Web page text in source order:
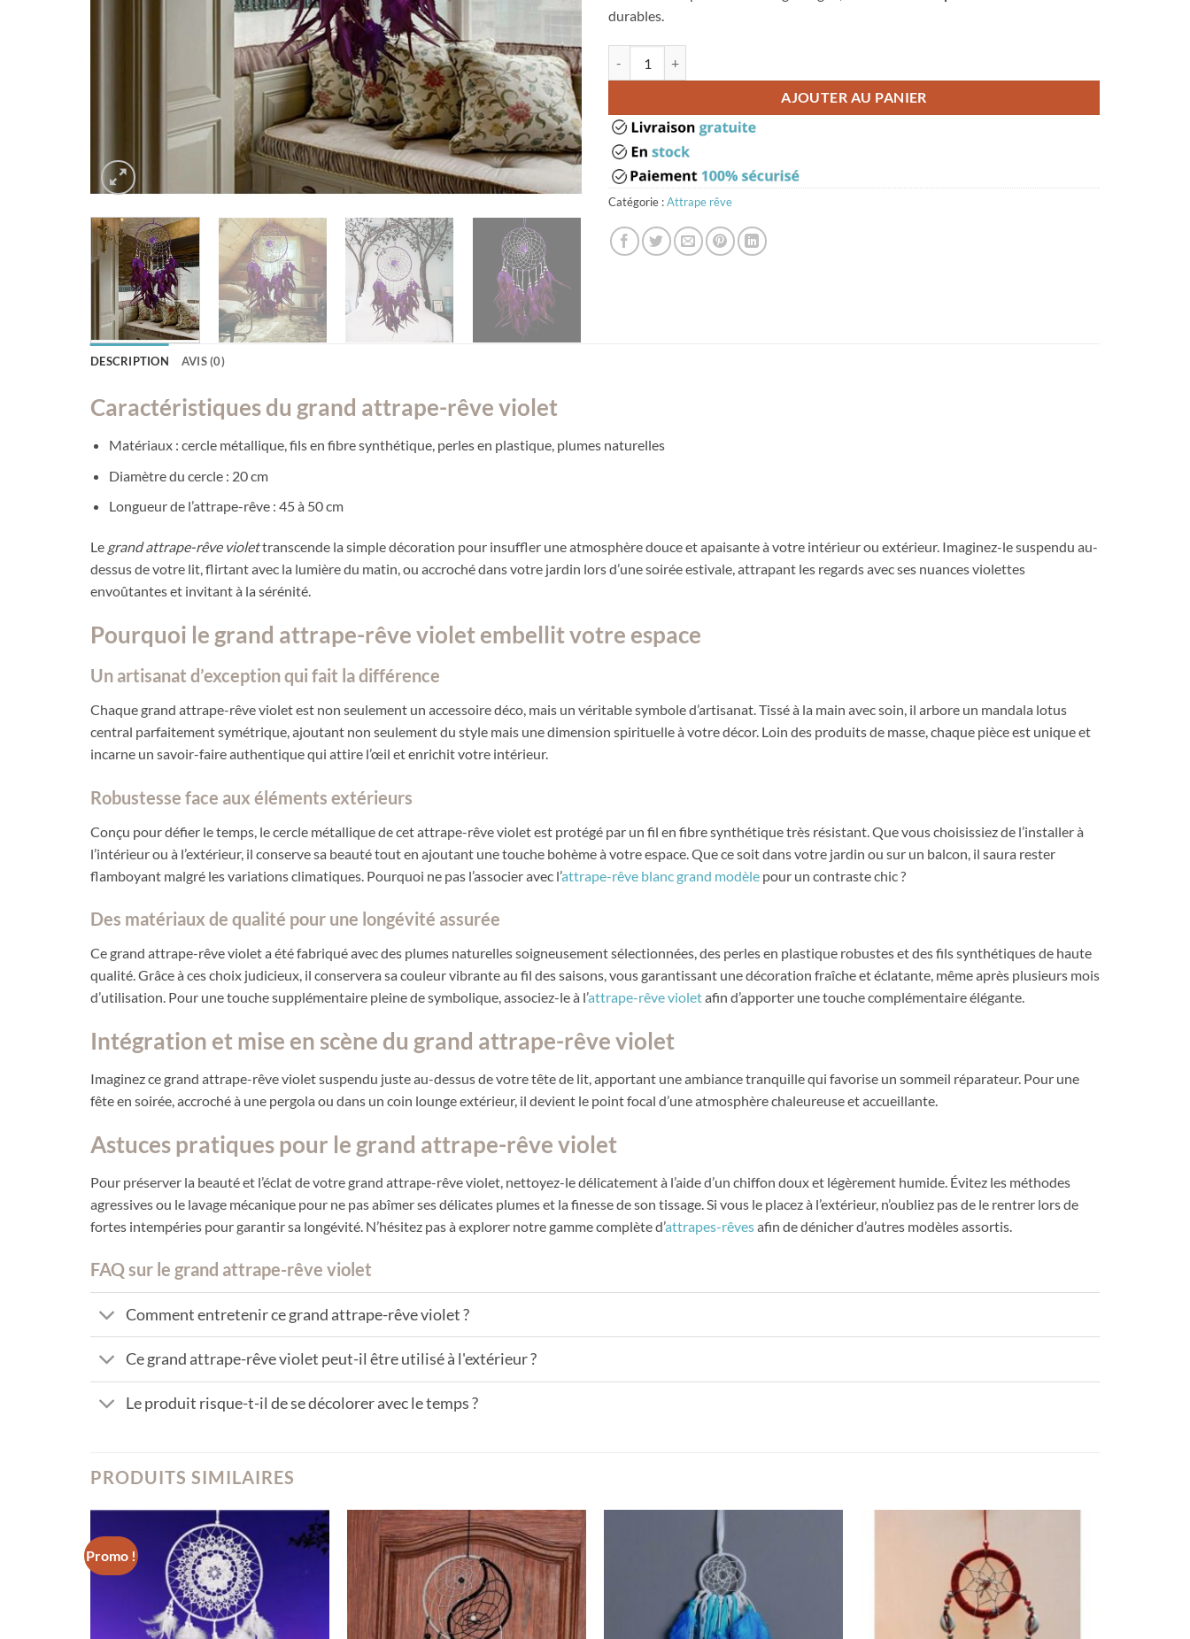
durables.
AJOUTER AU PANIER
Catégorie :Attrape rêve
DESCRIPTION AVIS (0)
Caractéristiques du grand attrape-rêve violet
Matériaux : cercle métallique, fils en fibre synthétique, perles en plastique, plumes naturelles
Diamètre du cercle : 20 cm
Longueur de l’attrape-rêve : 45 à 50 cm
Le grand attrape-rêve violettranscende la simple décoration pour insuffler une atmosphère douce et apaisante à votre intérieur ou extérieur. Imaginez-le suspendu au-
dessus de votre lit, flirtant avec la lumière du matin, ou accroché dans votre jardin lors d’une soirée estivale, attrapant les regards avec ses nuances violettes
envoûtantes et invitant à la sérénité.
Pourquoi le grand attrape-rêve violet embellit votre espace
Un artisanat d’exception qui fait la différence
Chaque grand attrape-rêve violet est non seulement un accessoire déco, mais un véritable symbole d’artisanat. Tissé à la main avec soin, il arbore un mandala lotus
central parfaitement symétrique, ajoutant non seulement du style mais une dimension spirituelle à votre décor. Loin des produits de masse, chaque pièce est unique et
incarne un savoir-faire authentique qui attire l’œil et enrichit votre intérieur.
Robustesse face aux éléments extérieurs
Conçu pour défier le temps, le cercle métallique de cet attrape-rêve violet est protégé par un fil en fibre synthétique très résistant. Que vous choisissiez de l’installer à
l’intérieur ou à l’extérieur, il conserve sa beauté tout en ajoutant une touche bohème à votre espace. Que ce soit dans votre jardin ou sur un balcon, il saura rester
flamboyant malgré les variations climatiques. Pourquoi ne pas l’associer avec l’attrape-rêve blanc grand modèle pour un contraste chic ?
Des matériaux de qualité pour une longévité assurée
Ce grand attrape-rêve violet a été fabriqué avec des plumes naturelles soigneusement sélectionnées, des perles en plastique robustes et des fils synthétiques de haute
qualité. Grâce à ces choix judicieux, il conservera sa couleur vibrante au fil des saisons, vous garantissant une décoration fraîche et éclatante, même après plusieurs mois
d’utilisation. Pour une touche supplémentaire pleine de symbolique, associez-le à l’attrape-rêve violetafin d’apporter une touche complémentaire élégante.
Intégration et mise en scène du grand attrape-rêve violet
Imaginez ce grand attrape-rêve violet suspendu juste au-dessus de votre tête de lit, apportant une ambiance tranquille qui favorise un sommeil réparateur. Pour une
fête en soirée, accroché à une pergola ou dans un coin lounge extérieur, il devient le point focal d’une atmosphère chaleureuse et accueillante.
Astuces pratiques pour le grand attrape-rêve violet
Pour préserver la beauté et l’éclat de votre grand attrape-rêve violet, nettoyez-le délicatement à l’aide d’un chiffon doux et légèrement humide. Évitez les méthodes
agressives ou le lavage mécanique pour ne pas abîmer ses délicates plumes et la finesse de son tissage. Si vous le placez à l’extérieur, n’oubliez pas de le rentrer lors de
fortes intempéries pour garantir sa longévité. N’hésitez pas à explorer notre gamme complète d’attrapes-rêvesafin de dénicher d’autres modèles assortis.
FAQ sur le grand attrape-rêve violet
Comment entretenir ce grand attrape-rêve violet ?
Ce grand attrape-rêve violet peut-il être utilisé à l'extérieur ?
Le produit risque-t-il de se décolorer avec le temps ?
PRODUITS SIMILAIRES
Promo !